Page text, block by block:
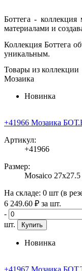
Боттега -
материалами и
Коллекция Боттега
уникальным.
Товары из коллекции
Мозаика
Новинка
+41966 Мозаика
Артикул:
+41966
Размер:
Mosaico
На складе: 0 шт (в
6 249.60 ₽ за шт.
-
шт.
Купить
Новинка
+41967 Мозаика